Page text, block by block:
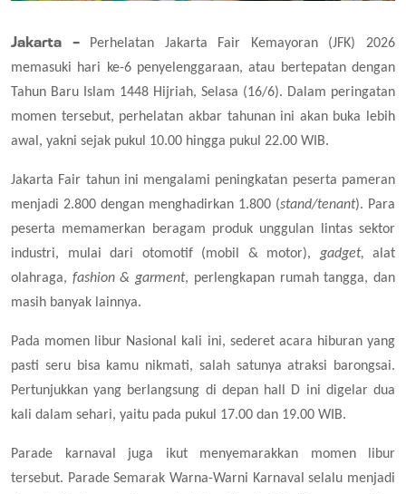
Jakarta –
Perhelatan Jakarta Fair Kemayoran (JFK) 2026
memasuki hari ke-6 penyelenggaraan, atau bertepatan dengan
Tahun Baru Islam 1448 Hijriah, Selasa (16/6). Dalam peringatan
momen tersebut, perhelatan akbar tahunan ini akan buka lebih
awal, yakni sejak pukul 10.00 hingga pukul 22.00 WIB.
Jakarta Fair tahun ini mengalami peningkatan peserta pameran
menjadi 2.800 dengan menghadirkan 1.800 (stand/tenant). Para
peserta memamerkan beragam produk unggulan lintas sektor
industri, mulai dari otomotif (mobil & motor), gadget, alat
olahraga, fashion & garment, perlengkapan rumah tangga, dan
masih banyak lainnya.
Pada momen libur Nasional kali ini, sederet acara hiburan yang
pasti seru bisa kamu nikmati, salah satunya atraksi barongsai.
Pertunjukkan yang berlangsung di depan hall D ini digelar dua
kali dalam sehari, yaitu pada pukul 17.00 dan 19.00 WIB.
Parade karnaval juga ikut menyemarakkan momen libur
tersebut. Parade Semarak Warna-Warni Karnaval selalu menjadi